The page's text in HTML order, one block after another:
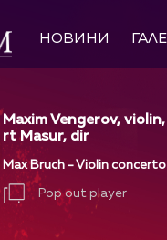
НОВИНИ
Maxim Vengerov,
rt Masur, dir
Max Bruch - Violin
Pop out player